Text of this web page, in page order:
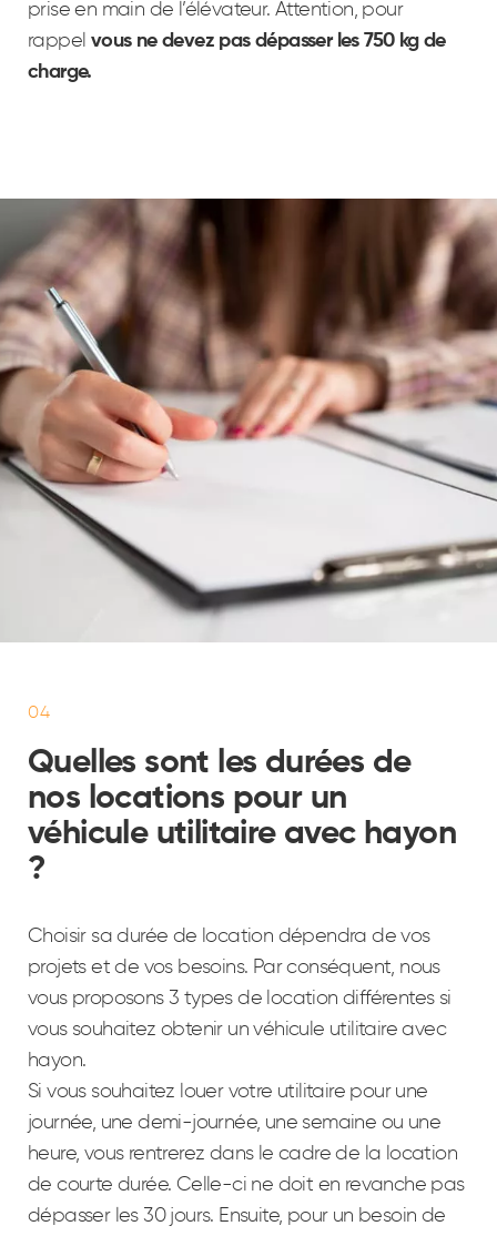
prise en main de l’élévateur. Attention, pour
rappel vous ne devez pas dépasser les 750 kg de
charge.
04
Quelles sont les durées de
nos locations pour un
véhicule utilitaire avec hayon
?
Choisir sa durée de location dépendra de vos
projets et de vos besoins. Par conséquent, nous
vous proposons 3 types de location différentes si
vous souhaitez obtenir un véhicule utilitaire avec
hayon.
Si vous souhaitez louer votre utilitaire pour une
journée, une demi-journée, une semaine ou une
heure, vous rentrerez dans le cadre de la location
de courte durée. Celle-ci ne doit en revanche pas
dépasser les 30 jours. Ensuite, pour un besoin de